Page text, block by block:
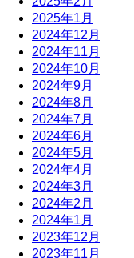
2025年1月
2024年12月
2024年11月
2024年10月
2024年9月
2024年8月
2024年7月
2024年6月
2024年5月
2024年4月
2024年3月
2024年2月
2024年1月
2023年12月
2023年11月